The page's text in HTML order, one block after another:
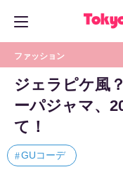
ファッション
ジェラピケ風
ーパジャマ、
て！
GUコーデ